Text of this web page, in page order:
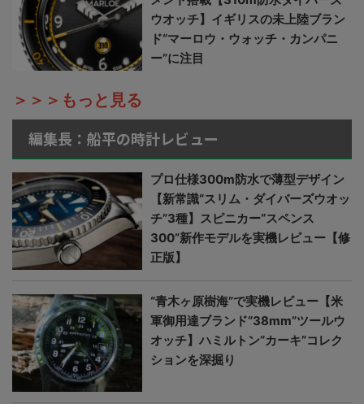
ウオッチ】イギリスの未上陸ブラン
ド“マーロウ・ウォッチ・カンパニ
ー”に注目
＞＞＞もっと見る
編集長：船平の時計レビュー
プロ仕様300m防水で薄型デザイン
【新常識“スリム・ダイバーズウオッ
チ”3種】スピニカー“スペンス
300”新作モデルを実機レビュー【修
正版】
“青木ヶ原樹海”で実機レビュー【米
軍御用達ブランド“38mm”ツールウ
オッチ】ハミルトン“カーキ”コレク
ションを深掘り